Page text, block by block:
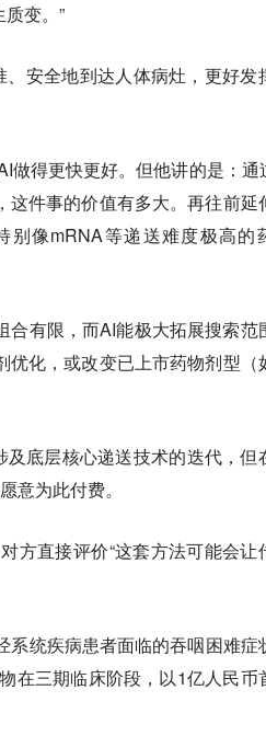
变。”
、安全地到达人体病灶，更好发
做得更快更好。但他讲的是：通
件事的价值有多大。再往前延
像mRNA等递送难度极高的
有限，而AI能极大拓展搜索范
化，或改变已上市药物剂型（
及底层核心递送技术的迭代，但
意为此付费。
方直接评价“这套方法可能会让
统疾病患者面临的吞咽困难症
在三期临床阶段，以1亿人民币